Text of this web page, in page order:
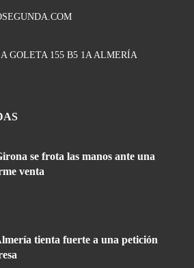
GOLETA 155 B5 1A ALMERÍA
se frota las manos ante una
venta
tienta fuerte a una petición